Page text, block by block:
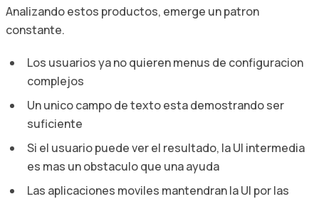
Analizando estos productos, emerge un patron
constante.
Los usuarios ya no quieren menus de configuracion
complejos
Un unico campo de texto esta demostrando ser
suficiente
Si el usuario puede ver el resultado, la UI intermedia
es mas un obstaculo que una ayuda
Las aplicaciones moviles mantendran la UI por las